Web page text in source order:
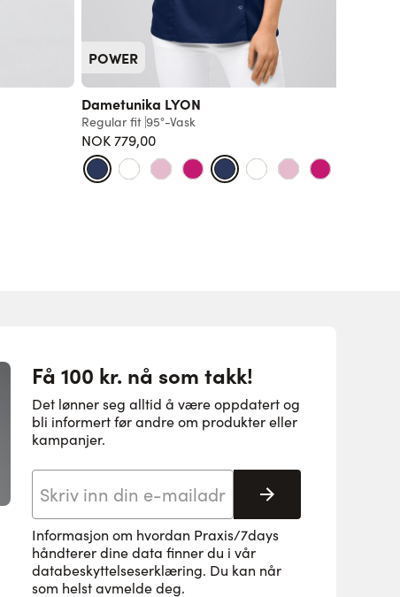
POWER
Dametunika LYON
Regular fit 95°-Vask
NOK 779,00
Få 100 kr. nå som takk!
Det lønner seg alltid å være oppdatert og
bli informert før andre om produkter eller
kampanjer.
Abonnere
Informasjon om hvordan Praxis/7days
håndterer dine data finner du i vår
databeskyttelseserklæring. Du kan når
som helst avmelde deg.